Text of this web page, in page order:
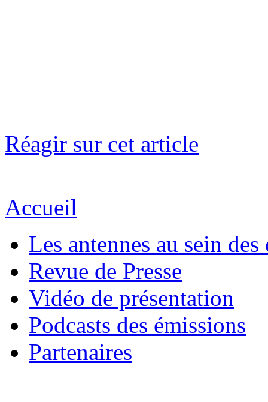
Réagir sur cet article
Accueil
Les antennes au sein des
Revue de Presse
Vidéo de présentation
Podcasts des émissions
Partenaires